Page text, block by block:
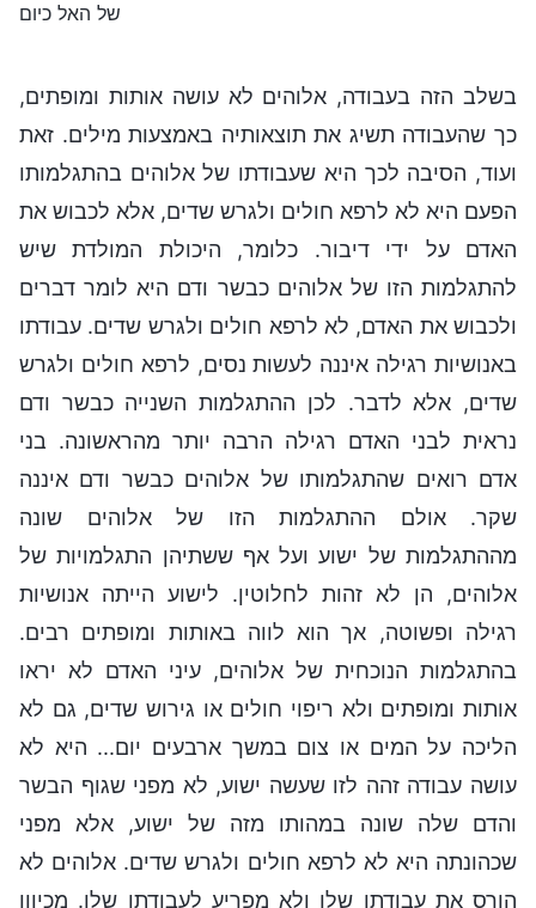
של האל כיום
בשלב הזה בעבודה, אלוהים לא עושה אותות ומופתים,
כך שהעבודה תשיג את תוצאותיה באמצעות מילים. זאת
ועוד, הסיבה לכך היא שעבודתו של אלוהים בהתגלמותו
הפעם היא לא לרפא חולים ולגרש שדים, אלא לכבוש את
האדם על ידי דיבור. כלומר, היכולת המולדת שיש
להתגלמות הזו של אלוהים כבשר ודם היא לומר דברים
ולכבוש את האדם, לא לרפא חולים ולגרש שדים. עבודתו
באנושיות רגילה איננה לעשות נסים, לרפא חולים ולגרש
שדים, אלא לדבר. לכן ההתגלמות השנייה כבשר ודם
נראית לבני האדם רגילה הרבה יותר מהראשונה. בני
אדם רואים שהתגלמותו של אלוהים כבשר ודם איננה
שקר. אולם ההתגלמות הזו של אלוהים שונה
מההתגלמות של ישוע ועל אף ששתיהן התגלמויות של
אלוהים, הן לא זהות לחלוטין. לישוע הייתה אנושיות
רגילה ופשוטה, אך הוא לווה באותות ומופתים רבים.
בהתגלמות הנוכחית של אלוהים, עיני האדם לא יראו
אותות ומופתים ולא ריפוי חולים או גירוש שדים, גם לא
הליכה על המים או צום במשך ארבעים יום... היא לא
עושה עבודה זהה לזו שעשה ישוע, לא מפני שגוף הבשר
והדם שלה שונה במהותו מזה של ישוע, אלא מפני
שכהונתה היא לא לרפא חולים ולגרש שדים. אלוהים לא
הורס את עבודתו שלו ולא מפריע לעבודתו שלו. מכיוון